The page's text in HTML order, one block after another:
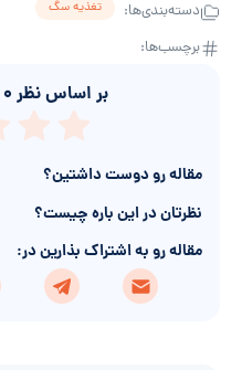
دسته‌بندی‌ها: تغذیه سگ
برچسب‌ها:
بر اساس نظر ۰
مقاله رو دوست داشتین؟
نظرتان در این باره چیست؟
مقاله رو به اشتراک بذارین در: